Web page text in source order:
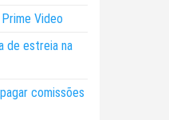
Video
de estreia na
comissões